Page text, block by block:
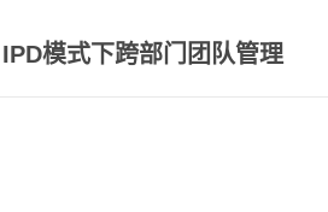
IPD模式下跨部门团队管理